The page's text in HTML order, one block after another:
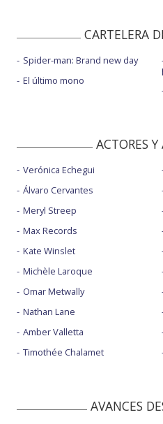
CARTELERA
Spider-man: Brand new day
El último mono
ACTORES Y
Verónica Echegui
Álvaro Cervantes
Meryl Streep
Max Records
Kate Winslet
Michèle Laroque
Omar Metwally
Nathan Lane
Amber Valletta
Timothée Chalamet
AVANCES